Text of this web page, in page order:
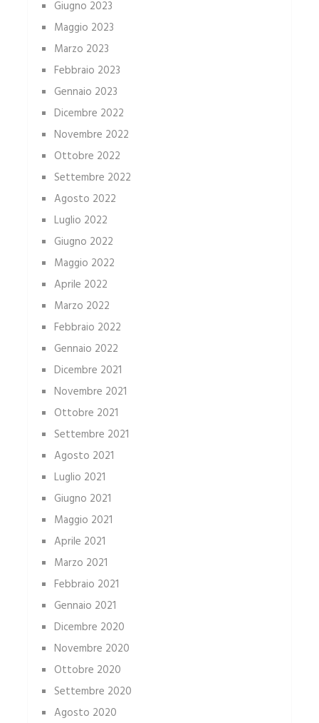
Giugno 2023
Maggio 2023
Marzo 2023
Febbraio 2023
Gennaio 2023
Dicembre 2022
Novembre 2022
Ottobre 2022
Settembre 2022
Agosto 2022
Luglio 2022
Giugno 2022
Maggio 2022
Aprile 2022
Marzo 2022
Febbraio 2022
Gennaio 2022
Dicembre 2021
Novembre 2021
Ottobre 2021
Settembre 2021
Agosto 2021
Luglio 2021
Giugno 2021
Maggio 2021
Aprile 2021
Marzo 2021
Febbraio 2021
Gennaio 2021
Dicembre 2020
Novembre 2020
Ottobre 2020
Settembre 2020
Agosto 2020